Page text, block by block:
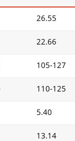
26.55
22.66
105-127
110-125
5.40
13.14